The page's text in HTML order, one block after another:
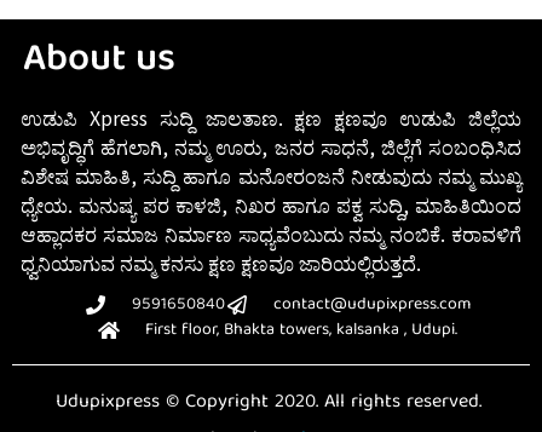
About us
ಉಡುಪಿ Xpress ಸುದ್ದಿ ಜಾಲತಾಣ. ಕ್ಷಣ ಕ್ಷಣವೂ ಉಡುಪಿ ಜಿಲ್ಲೆಯ
ಅಭಿವೃದ್ಧಿಗೆ ಹೆಗಲಾಗಿ, ನಮ್ಮ ಊರು, ಜನರ ಸಾಧನೆ, ಜಿಲ್ಲೆಗೆ ಸಂಬಂಧಿಸಿದ
ವಿಶೇಷ ಮಾಹಿತಿ, ಸುದ್ದಿ ಹಾಗೂ ಮನೋರಂಜನೆ ನೀಡುವುದು ನಮ್ಮ ಮುಖ್ಯ
ಧ್ಯೇಯ. ಮನುಷ್ಯ ಪರ ಕಾಳಜಿ, ನಿಖರ ಹಾಗೂ ಪಕ್ವ ಸುದ್ದಿ, ಮಾಹಿತಿಯಿಂದ
ಆಹ್ಲಾದಕರ ಸಮಾಜ ನಿರ್ಮಾಣ ಸಾಧ್ಯವೆಂಬುದು ನಮ್ಮ ನಂಬಿಕೆ. ಕರಾವಳಿಗೆ
ಧ್ವನಿಯಾಗುವ ನಮ್ಮ ಕನಸು ಕ್ಷಣ ಕ್ಷಣವೂ ಜಾರಿಯಲ್ಲಿರುತ್ತದೆ.
9591650840
contact@udupixpress.com
First floor, Bhakta towers, kalsanka , Udupi.
Udupixpress © Copyright 2020. All rights reserved.